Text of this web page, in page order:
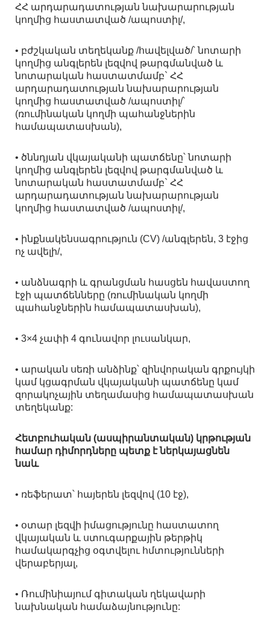
ՀՀ արդարադատության նախարարության
կողմից հաստատված /ապոստիլ/,
• բժշկական տեղեկանք /հավելված/՝ նոտարի
կողմից անգլերեն լեզվով թարգմանված և
նոտարական հաստատմամբ` ՀՀ
արդարադատության նախարարության
կողմից հաստատված /ապոստիլ/՝
(ռումինական կողմի պահանջներին
համապատասխան),
• ծննդյան վկայականի պատճենը՝ նոտարի
կողմից անգլերեն լեզվով թարգմանված և
նոտարական հաստատմամբ` ՀՀ
արդարադատության նախարարության
կողմից հաստատված /ապոստիլ/,
• ինքնակենսագրություն (CV) /անգլերեն, 3 էջից
ոչ ավելի/,
• անձնագրի և գրանցման հասցեն հավաստող
էջի պատճենները (ռումինական կողմի
պահանջներին համապատասխան),
• 3×4 չափի 4 գունավոր լուսանկար,
• արական սեռի անձինք՝ զինվորական գրքույկի
կամ կցագրման վկայականի պատճենը կամ
զորակոչային տեղամասից համապատասխան
տեղեկանք:
Հետբուհական (ասպիրանտական) կրթության
համար դիմորդները պետք է ներկայացնեն
նաև
• ռեֆերատ՝ հայերեն լեզվով (10 էջ),
• օտար լեզվի իմացությունը հաստատող
վկայական և ստուգարքային թերթիկ
համակարգչից օգտվելու հմտությունների
վերաբերյալ,
• Ռումինիայում գիտական ղեկավարի
նախնական համաձայնությունը: